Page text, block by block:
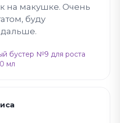
на макушке. Очень
буду
бустер №9 для роста
мл